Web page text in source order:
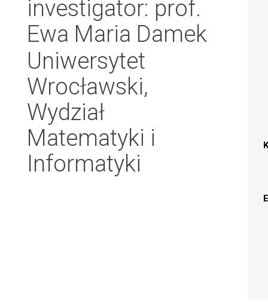
investigator: prof.
Ewa Maria Damek
Uniwersytet
Wrocławski,
Wydział
Matematyki i
Informatyki